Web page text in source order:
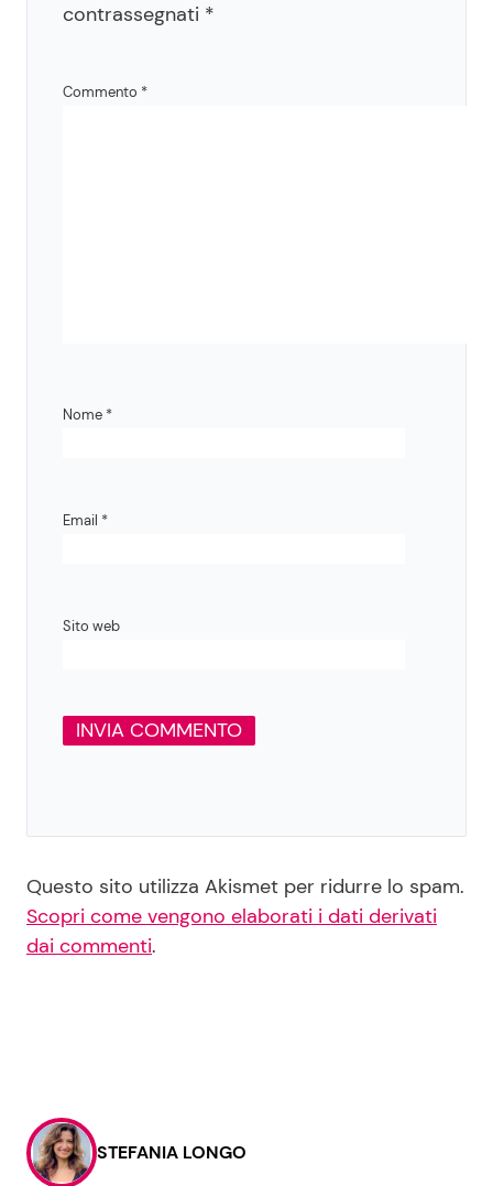
contrassegnati *
Commento *
Nome *
Email *
Sito web
Questo sito utilizza Akismet per ridurre lo spam.
Scopri come vengono elaborati i dati derivati
dai commenti.
STEFANIA LONGO